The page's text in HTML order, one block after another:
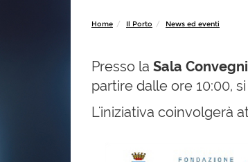
Home Il Porto News ed eventi
Presso la Sala
partire dalle ore 10:00,
L'iniziativa coinvolgerà